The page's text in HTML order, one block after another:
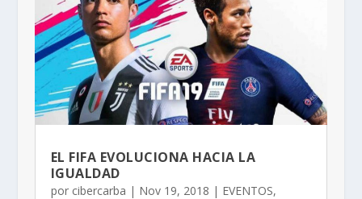
EL FIFA EVOLUCIONA HACIA LA
IGUALDAD
por cibercarba | Nov 19, 2018 | EVENTOS,